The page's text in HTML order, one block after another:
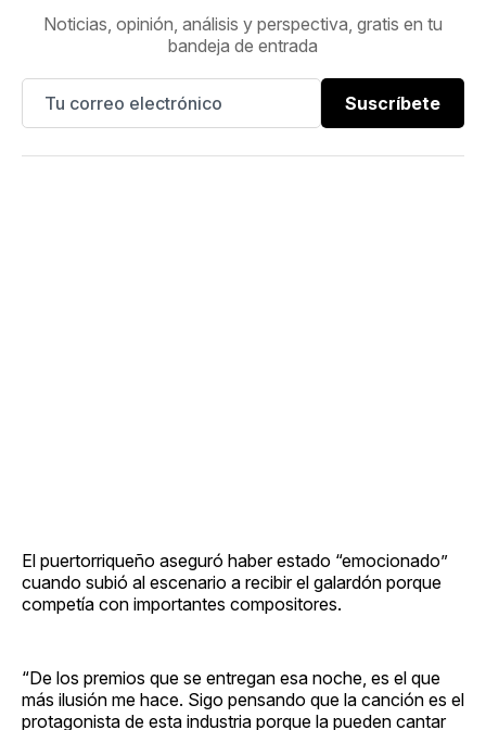
Noticias, opinión, análisis y perspectiva, gratis en tu
bandeja de entrada
Suscríbete
El puertorriqueño aseguró haber estado “emocionado”
cuando subió al escenario a recibir el galardón porque
competía con importantes compositores.
“De los premios que se entregan esa noche, es el que
más ilusión me hace. Sigo pensando que la canción es el
protagonista de esta industria porque la pueden cantar